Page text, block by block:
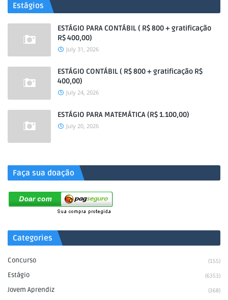
Estágios
ESTÁGIO PARA CONTÁBIL ( R$ 800 + gratificação
R$ 400,00)
July 31, 2026
ESTÁGIO CONTÁBIL ( R$ 800 + gratificação R$
400,00)
July 24, 2026
ESTÁGIO PARA MATEMÁTICA (R$ 1.100,00)
July 20, 2026
Faça sua doação
Categories
Concurso (155)
Estágio (6353)
Jovem Aprendiz (368)